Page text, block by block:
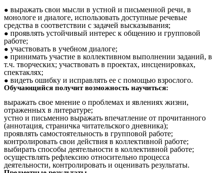
выражать свои мысли в устной и письменной речи, в
монологе и диалоге, использовать доступные речевые
средства в соответствии с задачей высказывания;
проявлять устойчивый интерес к общению и групповой
работе;
участвовать в учебном диалоге;
принимать участие в коллективном выполнении заданий, в
т.ч. творческих; участвовать в проектах, инсценировках,
спектаклях;
видеть ошибку и исправлять ее с помощью взрослого.
Обучающийся получит возможность научиться:
выражать свое мнение о проблемах и явлениях жизни,
отраженных в литературе;
устно и письменно выражать впечатление от прочитанного
(аннотация, страничка читательского дневника);
проявлять самостоятельность в групповой работе;
контролировать свои действия в коллективной работе;
выбирать способы деятельности в коллективной работе;
осуществлять рефлексию относительно процесса
деятельности, контролировать и оценивать результаты.